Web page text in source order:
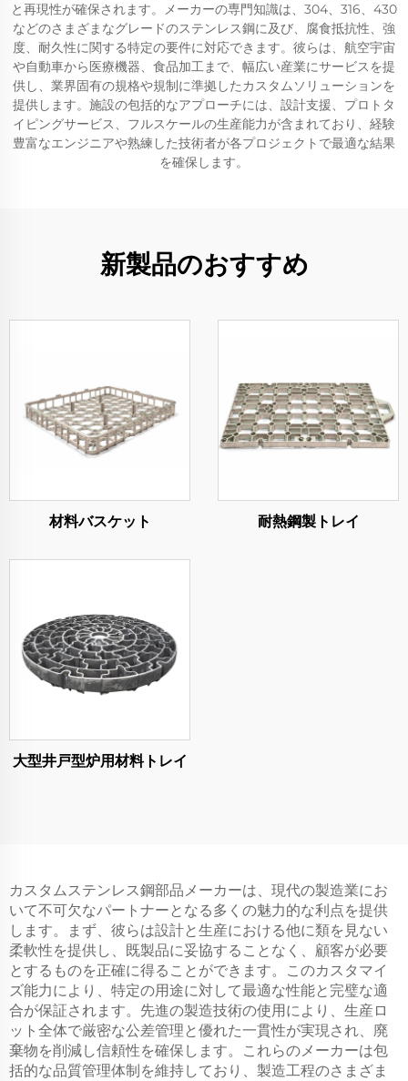
と再現性が確保されます。メーカーの専門知識は、304、316、430
などのさまざまなグレードのステンレス鋼に及び、腐食抵抗性、強
度、耐久性に関する特定の要件に対応できます。彼らは、航空宇宙
や自動車から医療機器、食品加工まで、幅広い産業にサービスを提
供し、業界固有の規格や規制に準拠したカスタムソリューションを
提供します。施設の包括的なアプローチには、設計支援、プロトタ
イピングサービス、フルスケールの生産能力が含まれており、経験
豊富なエンジニアや熟練した技術者が各プロジェクトで最適な結果
を確保します。
新製品のおすすめ
材料バスケット 耐熱鋼製トレイ
大型井戸型炉用材料トレイ
カスタムステンレス鋼部品メーカーは、現代の製造業にお
いて不可欠なパートナーとなる多くの魅力的な利点を提供
します。まず、彼らは設計と生産における他に類を見ない
柔軟性を提供し、既製品に妥協することなく、顧客が必要
とするものを正確に得ることができます。このカスタマイ
ズ能力により、特定の用途に対して最適な性能と完璧な適
合が保証されます。先進の製造技術の使用により、生産ロ
ット全体で厳密な公差管理と優れた一貫性が実現され、廃
棄物を削減し信頼性を確保します。これらのメーカーは包
括的な品質管理体制を維持しており、製造工程のさまざま